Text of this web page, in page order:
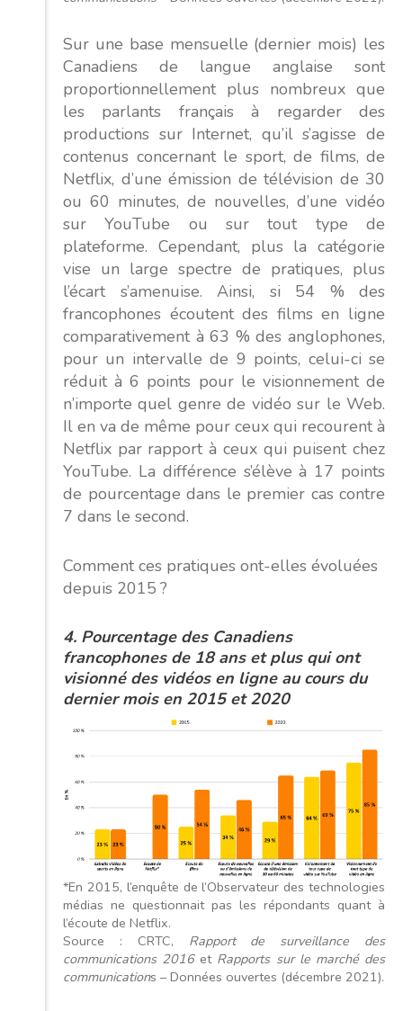
Sur une base mensuelle (dernier mois) les
Canadiens de langue anglaise sont
proportionnellement plus nombreux que
les parlants français à regarder des
productions sur Internet, qu’il s’agisse de
contenus concernant le sport, de films, de
Netflix, d’une émission de télévision de 30
ou 60 minutes, de nouvelles, d’une vidéo
sur YouTube ou sur tout type de
plateforme. Cependant, plus la catégorie
vise un large spectre de pratiques, plus
l’écart s’amenuise. Ainsi, si 54 % des
francophones écoutent des films en ligne
comparativement à 63 % des anglophones,
pour un intervalle de 9 points, celui-ci se
réduit à 6 points pour le visionnement de
n’importe quel genre de vidéo sur le Web.
Il en va de même pour ceux qui recourent à
Netflix par rapport à ceux qui puisent chez
YouTube. La différence s’élève à 17 points
de pourcentage dans le premier cas contre
7 dans le second.
Comment ces pratiques ont-elles évoluées
depuis 2015 ?
4. Pourcentage des Canadiens
francophones de 18 ans et plus qui ont
visionné des vidéos en ligne au cours du
dernier mois en 2015 et 2020
*En 2015, l’enquête de l’Observateur des technologies
médias ne questionnait pas les répondants quant à
l’écoute de Netflix.
Source : CRTC, Rapport de surveillance des
communications 2016et Rapports sur le marché des
communications – Données ouvertes (décembre 2021).